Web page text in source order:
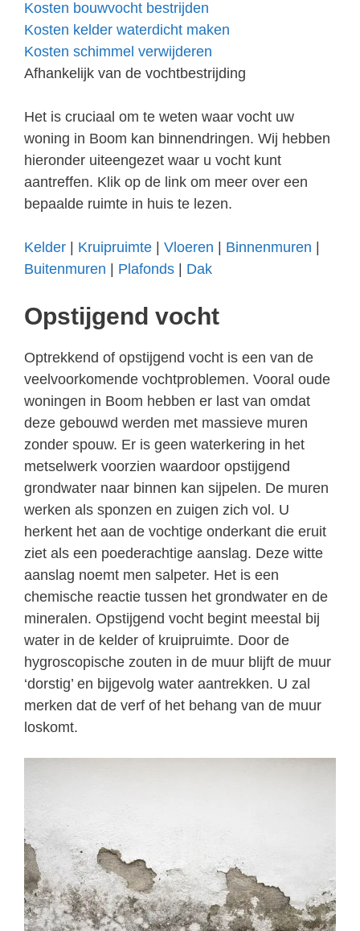
Kosten bouwvocht bestrijden
Kosten kelder waterdicht maken
Kosten schimmel verwijderen
Afhankelijk van de vochtbestrijding
Het is cruciaal om te weten waar vocht uw
woning in Boom kan binnendringen. Wij hebben
hieronder uiteengezet waar u vocht kunt
aantreffen. Klik op de link om meer over een
bepaalde ruimte in huis te lezen.
Kelder Kruipruimte Vloeren Binnenmuren
Buitenmuren
Plafonds Dak
Opstijgend vocht
Optrekkend of opstijgend vocht is een van de
veelvoorkomende vochtproblemen. Vooral oude
woningen in Boom hebben er last van omdat
deze gebouwd werden met massieve muren
zonder spouw. Er is geen waterkering in het
metselwerk voorzien waardoor opstijgend
grondwater naar binnen kan sijpelen. De muren
werken als sponzen en zuigen zich vol. U
herkent het aan de vochtige onderkant die eruit
ziet als een poederachtige aanslag. Deze witte
aanslag noemt men salpeter. Het is een
chemische reactie tussen het grondwater en de
mineralen. Opstijgend vocht begint meestal bij
water in de kelder of kruipruimte. Door de
hygroscopische zouten in de muur blijft de muur
‘dorstig’ en bijgevolg water aantrekken. U zal
merken dat de verf of het behang van de muur
loskomt.